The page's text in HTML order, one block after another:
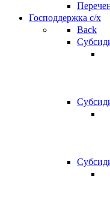
Господдержка с/х
Back